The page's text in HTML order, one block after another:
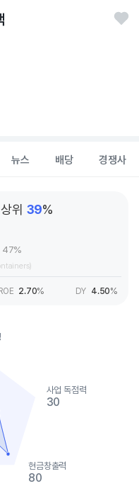
뉴스 배당 경쟁사
위 39%
47%
ROE 2.70% DY 4.50%
사업 독점력
30
현금창출력
80